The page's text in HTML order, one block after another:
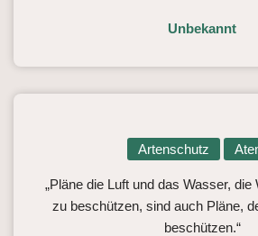
Unbekannt
Artenschutz
„Pläne die Luft und das Wasser,
zu beschützen, sind auch Pläne,
beschützen.“